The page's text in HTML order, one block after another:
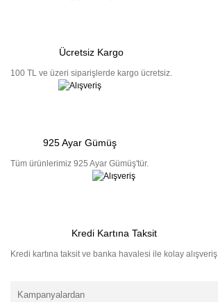
Ücretsiz Kargo
100 TL ve üzeri siparişlerde kargo ücretsiz.
925 Ayar Gümüş
Tüm ürünlerimiz 925 Ayar Gümüş'tür.
Kredi Kartına Taksit
Kredi kartına taksit ve banka havalesi ile kolay alışveriş
Kampanyalardan